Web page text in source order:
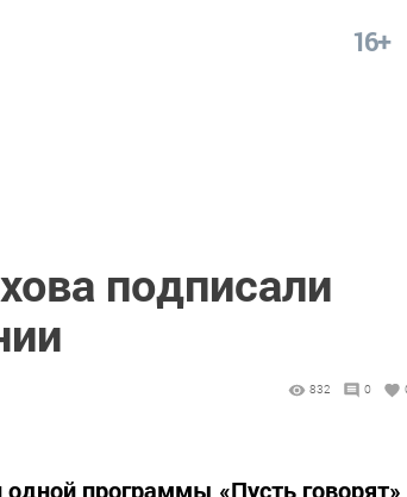
16+
подписали
832 0
программы «Пусть говорят»